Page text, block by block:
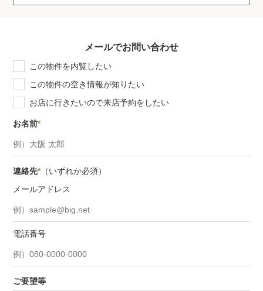
メールでお問い合わせ
この物件を内覧したい
この物件の空き情報が知りたい
お店に行きたいので来店予約をしたい
お名前*
連絡先*（いずれか必須）
メールアドレス
電話番号
ご要望等